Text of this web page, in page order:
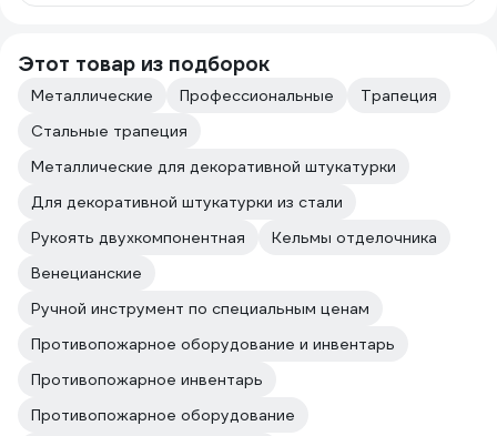
Этот товар из подборок
Металлические Профессиональные
Трапеция
Стальные трапеция
Металлические для декоративной штукатурки
Для декоративной штукатурки из стали
Рукоять двухкомпонентная
Кельмы отделочника
Венецианские
Ручной инструмент по специальным ценам
Противопожарное оборудование и инвентарь
Противопожарное инвентарь
Противопожарное оборудование